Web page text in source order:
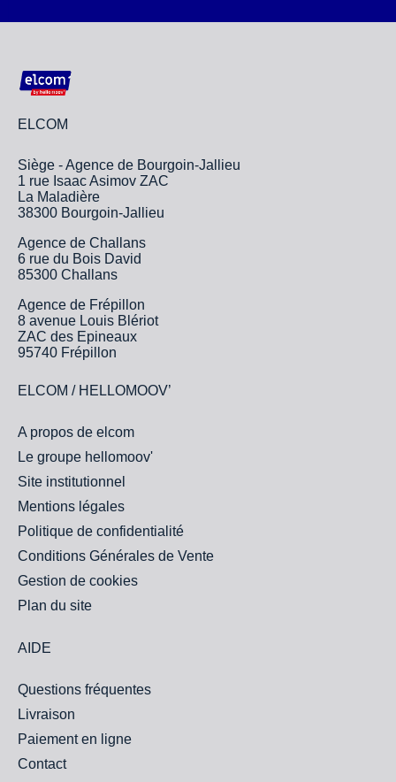
ELCOM
Siège - Agence de Bourgoin-Jallieu
1 rue Isaac Asimov ZAC
La Maladière
38300 Bourgoin-Jallieu
Agence de Challans
6 rue du Bois David
85300 Challans
Agence de Frépillon
8 avenue Louis Blériot
ZAC des Epineaux
95740 Frépillon
ELCOM / HELLOMOOV’
A propos de elcom
Le groupe hellomoov'
Site institutionnel
Mentions légales
Politique de confidentialité
Conditions Générales de Vente
Gestion de cookies
Plan du site
AIDE
Questions fréquentes
Livraison
Paiement en ligne
Contact